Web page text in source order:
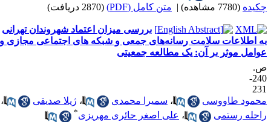
(7780 مشاهده) | متن کامل (PDF) (2870 دریافت)
بررسی میزان اعتماد شهروندان تهرانی
اطلاعات سلامت رسانه‌های جمعی و شبکه های اجتماعی مجازی و
موثر بر آن: یک مطالعه جمعیتی
240-
طاووسی
،سمیرا محمدی ،ژیلا صدیقی
،
رستمی
،علی اصغر حائری مهریزی